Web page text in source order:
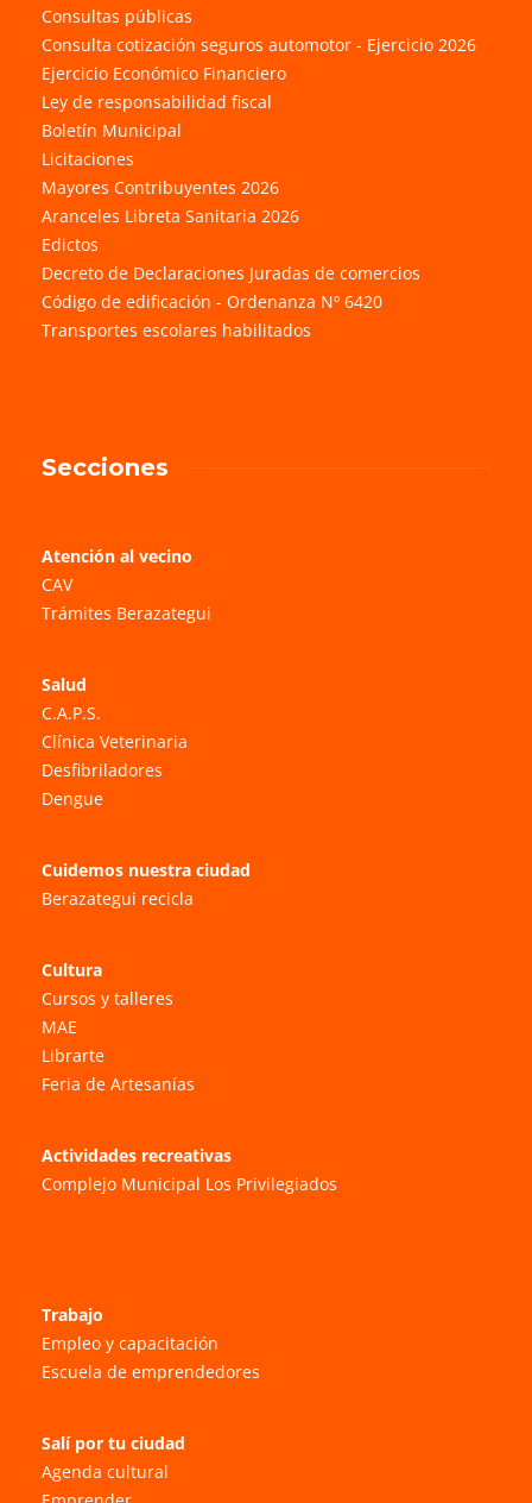
Consultas públicas
Consulta cotización seguros automotor - Ejercicio 2026
Ejercicio Económico Financiero
Ley de responsabilidad fiscal
Boletín Municipal
Licitaciones
Mayores Contribuyentes 2026
Aranceles Libreta Sanitaria 2026
Edictos
Decreto de Declaraciones Juradas de comercios
Código de edificación - Ordenanza Nº 6420
Transportes escolares habilitados
Secciones
Atención al vecino
CAV
Trámites Berazategui
Salud
C.A.P.S.
Clínica Veterinaria
Desfibriladores
Dengue
Cuidemos nuestra ciudad
Berazategui recicla
Cultura
Cursos y talleres
MAE
Librarte
Feria de Artesanías
Actividades recreativas
Complejo Municipal Los Privilegiados
Trabajo
Empleo y capacitación
Escuela de emprendedores
Salí por tu ciudad
Agenda cultural